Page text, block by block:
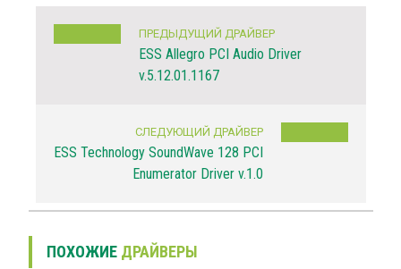
ПРЕДЫДУЩИЙ ДРАЙВЕР
ESS Allegro PCI Audio Driver
v.5.12.01.1167
СЛЕДУЮЩИЙ ДРАЙВЕР
ESS Technology SoundWave 128 PCI
Enumerator Driver v.1.0
ПОХОЖИЕ ДРАЙВЕРЫ